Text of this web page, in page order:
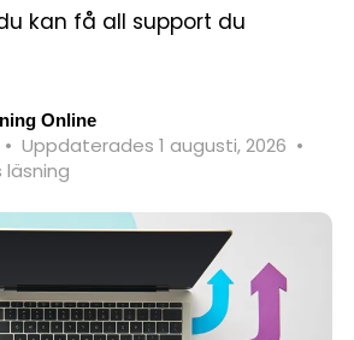
kan få all support du
Online
• Uppdaterades 1 augusti, 2026 •
läsning